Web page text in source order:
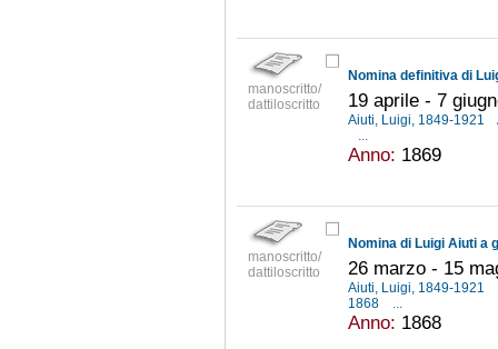
manoscritto/
dattiloscritto
19 aprile - 7
Aiuti, Luigi, 1849-1921
...
Anno: 1869
manoscritto/
dattiloscritto
Nomina di Luigi Aiuti a
26 marzo - 15
Aiuti, Luigi, 1849-1921
1868
...
Anno: 1868